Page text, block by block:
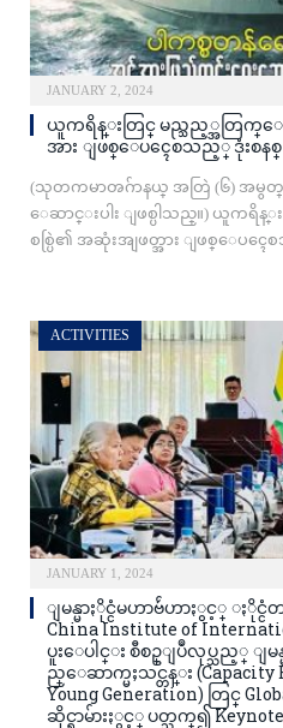
JANUARY 2, 2024
ယူကရိန္းတြင္ မည္သည့္အတြက္ေ
အား ျဖစ္ေပၚေစသည့္ ဒုံးစန
(သုတကမာၻဂ်ာနယ္ အတြဲ (၆) အမွတ္
ေဆာင္းပါး ျဖစ္ပါသည္။) ယူကရိ
စစ္ပြဲ၏ အဆုံးအျဖတ္အား ျဖစ္ေပၚ
ACTIVITIES
JANUARY 1, 2024
ျမန္မာႏိုင္ငံမဟာဗ်ဴဟာႏွင့္ ႏို
China Institute of
ပူးေပါင္း စီစဥ္ျပဳလုပ္သည့္ ျမန္
ည္ေဆာက္မႈသင္တန္း (Capacity
Young Generation) တြင္
ဆိုင္ရာမ်ားႏွင့္ ပတ္သက္၍